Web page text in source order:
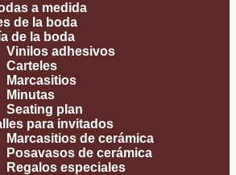
a medida
de la boda
de la boda
Vinilos adhesivos
Carteles
Marcasitios
Minutas
Seating plan
para invitados
Marcasitios de cerámica
Posavasos de cerámica
Regalos especiales